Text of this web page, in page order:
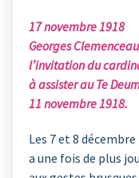
17 novembre 1918
Georges Clemenceau
l’invitation du
à assister au Te
11 novembre 1918.
Les 7 et 8
a une fois de plus